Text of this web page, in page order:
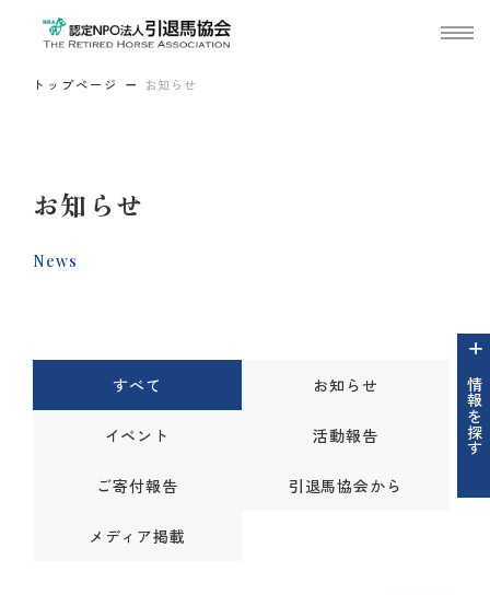
トップページ お知らせ
お知らせ
News
情報を探す
すべて お知らせ
イベント 活動報告
ご寄付報告 引退馬協会から
メディア掲載